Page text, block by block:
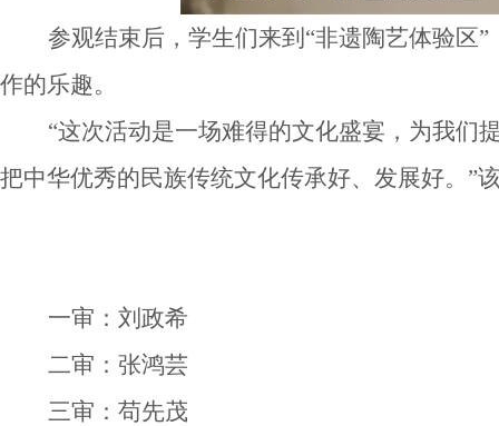
参观结束后，学生们来到 “非遗陶艺体验区
作的乐趣。
“这次活动是一场难得的文化盛宴，为我们
把中华优秀的民族传统文化传承好、发展好。”
一审：刘政希
二审：张鸿芸
三审：苟先茂